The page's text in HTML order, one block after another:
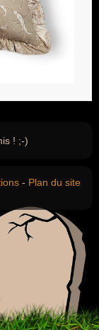
! ;-)
- Plan du site